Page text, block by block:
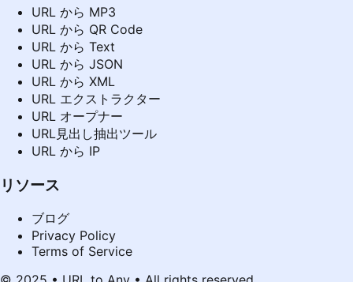
URL から MP3
URL から QR Code
URL から Text
URL から JSON
URL から XML
URL エクストラクター
URL オープナー
URL見出し抽出ツール
URL から IP
リソース
ブログ
Privacy Policy
Terms of Service